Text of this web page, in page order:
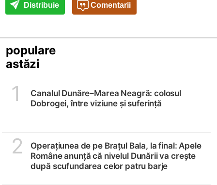
Distribuie Comentarii
populare
astăzi
1
Canalul Dunăre–Marea Neagră: colosul
Dobrogei, între viziune și suferință
2
Operațiunea de pe Brațul Bala, la final: Apele
Române anunță că nivelul Dunării va crește
după scufundarea celor patru barje